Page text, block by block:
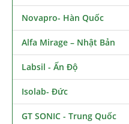
Novapro- Hàn Quốc
Alfa Mirage – Nhật Bản
Labsil - Ấn Độ
Isolab- Đức
GT SONIC - Trung Quốc